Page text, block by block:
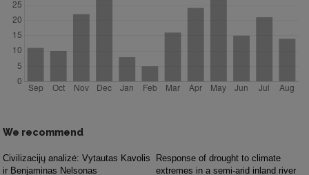
We recommend
Civilizacijų analizė: Vytautas Kavolis
ir Benjaminas Nelsonas
Response of drought to climate
extremes in a semi-arid inland river